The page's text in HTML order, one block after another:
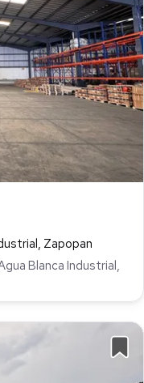
Zapopan
Blanca Industrial,